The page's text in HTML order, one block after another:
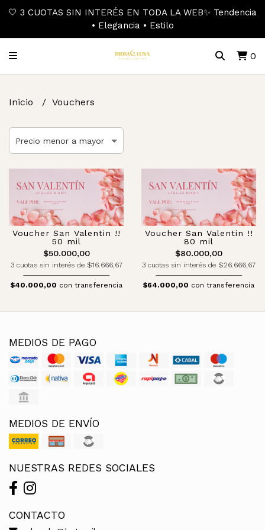
🤍 3 CUOTAS SIN INTERÉS EN TODA LA WEB✨ Tendencia
• Elegancia • Estilo
0
Inicio Vouchers
Voucher San Valentin !!
50 mil
$50.000,00
3 cuotas sin interés de $16.666,67
$40.000,00 con transferencia
Voucher San Valentin !!
80 mil
$80.000,00
3 cuotas sin interés de $26.666,67
$64.000,00 con transferencia
MEDIOS DE PAGO
MEDIOS DE ENVÍO
NUESTRAS REDES SOCIALES
CONTACTO